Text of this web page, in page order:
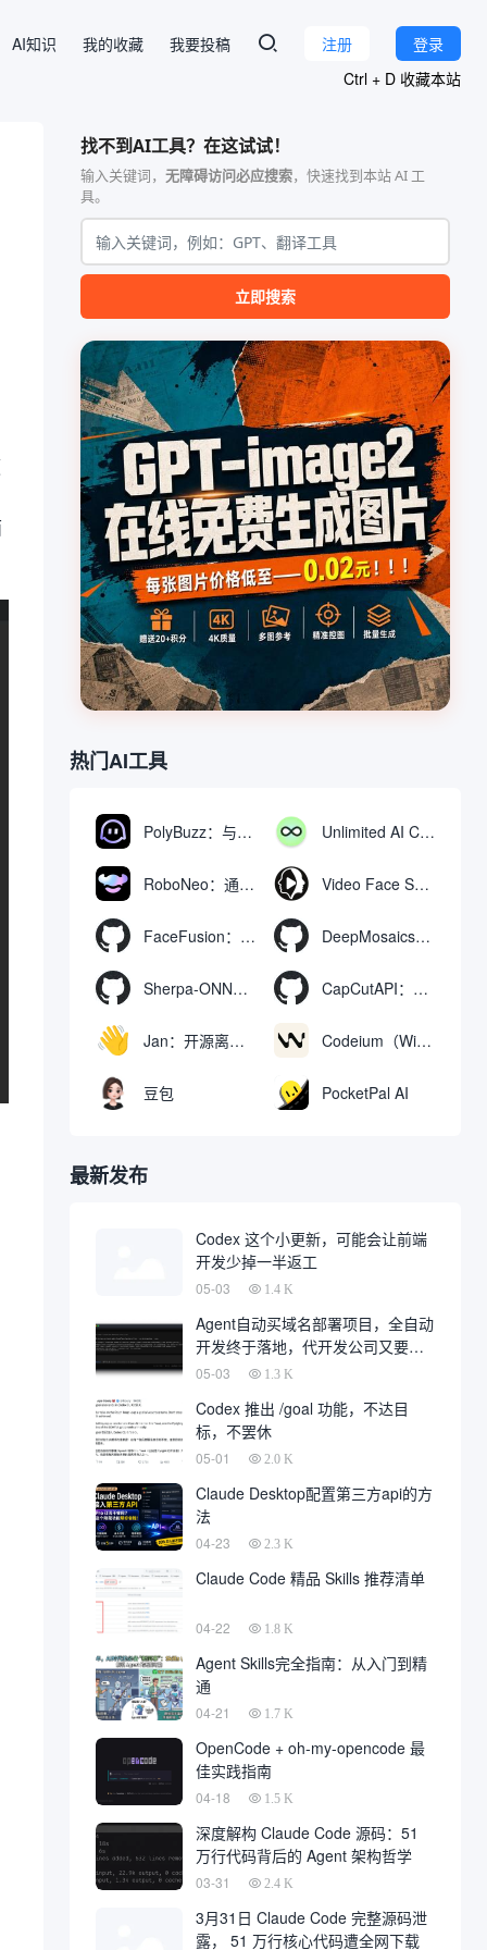
登录
注册
AI知识 我的收藏
我要投稿
Ctrl + D 收藏本站
找不到AI工具？在这试试！
输入关键词， 无障碍访问必应搜索，快速找到本站 AI 工
具。
立即搜索
热门AI工具
PolyBuzz：与AI角色互动的免费聊天与角色扮演平台 Unlimited AI Chat：免费无限制的AI聊天工具
RoboNeo：通过聊天生成和编辑视频与图像的AI工具 Video Face Swap
FaceFusion：视频换脸增强工具|语音同步视频嘴型动作 DeepMosaics：自动去除图像和视频中的马赛克，或向其添加马赛克
Sherpa-ONNX：使用ONNXRuntime实现离线语音识别和合成 CapCutAPI：自动化控制CapCut视频剪辑的开源工具
Jan：开源离线AI助手，ChatGPT 替代品，运行本地AI模型或连接云端AI Codeium（Windsurf Editor）：免费的AI代码补全与聊天工具，Windsurf以对话方式编写完整项目代码
豆包 PocketPal AI
最新发布
Codex 这个小更新，可能会让前端
开发少掉一半返工
05-03 1.4 K
Agent自动买域名部署项目，全自动
开发终于落地，代开发公司又要倒
一大片
05-03 1.3 K
Codex 推出 /goal 功能，不达目
标，不罢休
05-01 2.0 K
Claude Desktop配置第三方api的方
法
04-23 2.3 K
Claude Code 精品 Skills 推荐清单
04-22 1.8 K
Agent Skills完全指南：从入门到精
通
04-21 1.7 K
OpenCode + oh-my-opencode 最
佳实践指南
04-18 1.5 K
深度解构 Claude Code 源码：51
万行代码背后的 Agent 架构哲学
03-31 2.4 K
3月31日 Claude Code 完整源码泄
露， 51 万行核心代码遭全网下载